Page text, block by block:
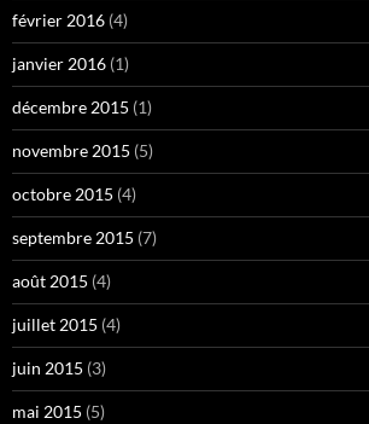
février 2016 (4)
janvier 2016 (1)
décembre 2015 (1)
novembre 2015 (5)
octobre 2015 (4)
septembre 2015 (7)
août 2015 (4)
juillet 2015 (4)
juin 2015 (3)
mai 2015 (5)